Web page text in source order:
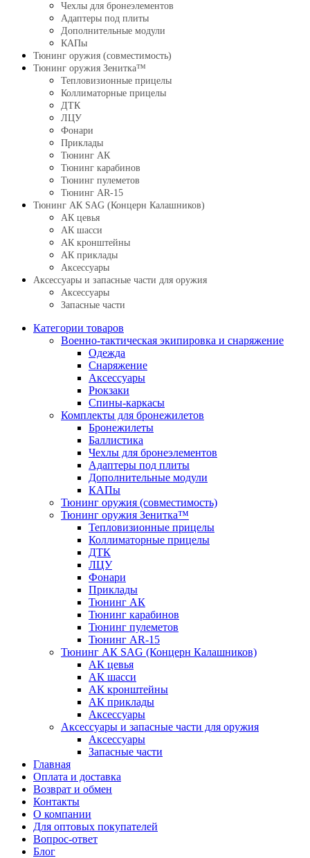
Чехлы для бронеэлементов
Адаптеры под плиты
Дополнительные модули
КАПы
Тюнинг оружия (совместимость)
Тюнинг оружия Зенитка™
Тепловизионные прицелы
Коллиматорные прицелы
ДТК
ЛЦУ
Фонари
Приклады
Тюнинг АК
Тюнинг карабинов
Тюнинг пулеметов
Тюнинг AR-15
Тюнинг АК SAG (Концерн Калашников)
АК цевья
АК шасси
АК кронштейны
АК приклады
Аксессуары
Аксессуары и запасные части для оружия
Аксессуары
Запасные части
Категории товаров
Военно-тактическая экипировка и снаряжение
Одежда
Снаряжение
Аксессуары
Рюкзаки
Спины-каркасы
Комплекты для бронежилетов
Бронежилеты
Баллистика
Чехлы для бронеэлементов
Адаптеры под плиты
Дополнительные модули
КАПы
Тюнинг оружия (совместимость)
Тюнинг оружия Зенитка™
Тепловизионные прицелы
Коллиматорные прицелы
ДТК
ЛЦУ
Фонари
Приклады
Тюнинг АК
Тюнинг карабинов
Тюнинг пулеметов
Тюнинг AR-15
Тюнинг АК SAG (Концерн Калашников)
АК цевья
АК шасси
АК кронштейны
АК приклады
Аксессуары
Аксессуары и запасные части для оружия
Аксессуары
Запасные части
Главная
Оплата и доставка
Возврат и обмен
Контакты
О компании
Для оптовых покупателей
Вопрос-ответ
Блог